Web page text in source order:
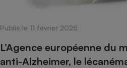
Publié le 11 février 2025
L’Agence européenne du
anti-Alzheimer, le